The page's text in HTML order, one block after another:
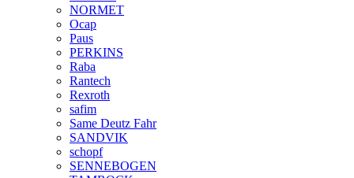
NORMET
Ocap
Paus
PERKINS
Raba
Rantech
Rexroth
safim
Same Deutz Fahr
SANDVIK
schopf
SENNEBOGEN